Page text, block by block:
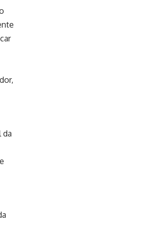
da